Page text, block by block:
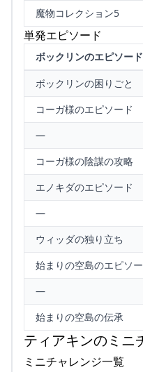
魔物コレクション5
単発エピソード
ボックリンのエピソード
ボックリンの困りごと
コーガ様のエピソード
—
コーガ様の陰謀の攻略
エノキダのエピソード
—
ウィッダの独り立ち
始まりの空島のエピソ
—
始まりの空島の伝承
ティアキンのミニ
ミニチャレンジ一覧